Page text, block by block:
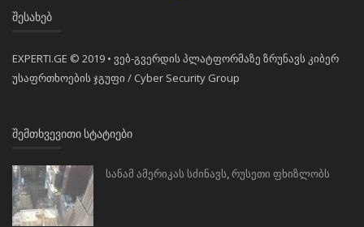
ᲨᲔᲡᲐᲮᲔᲑ
EXPERTI.GE © 2019 • ვებ-გვერდის პლატფორმაზე ზრუნავს კიბერ
უსაფრთხოების ჯგუფი / Cyber Security Group
ᲨᲔᲛᲗᲮᲕᲔᲕᲘᲗᲘ ᲡᲢᲐᲢᲘᲔᲑᲘ
სანამ ამერიკას სძინავს, რუსეთი ფხიზლობს